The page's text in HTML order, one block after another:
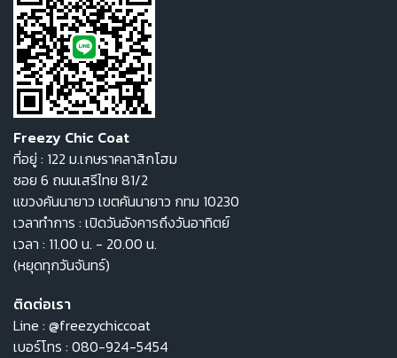
Freezy Chic Coat
ที่อยู่ : 122 ม.เกษราคลาสิกโฮม
ซอย 6 ถนนเสรีไทย 81/2
แขวงคันนายาว เขตคันนายาว กทม 10230
เวลาทำการ : เปิดวันอังคารถึงวันอาทิตย์
เวลา : 11.00 น. - 20.00 น.
(หยุดทุกวันจันทร์)
ติดต่อเรา
Line : @freezychiccoat
เบอร์โทร : 080-924-5454